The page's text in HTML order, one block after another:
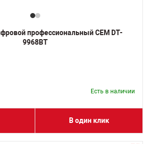
профессиональный CEM DT-
9968BT
Есть в наличии
В один клик